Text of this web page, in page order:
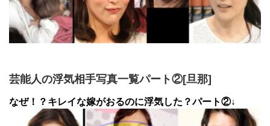
芸能人の浮気相手写真一覧パート②[旦那]
なぜ！？キレイな嫁がおるのに浮気した？パート②↓